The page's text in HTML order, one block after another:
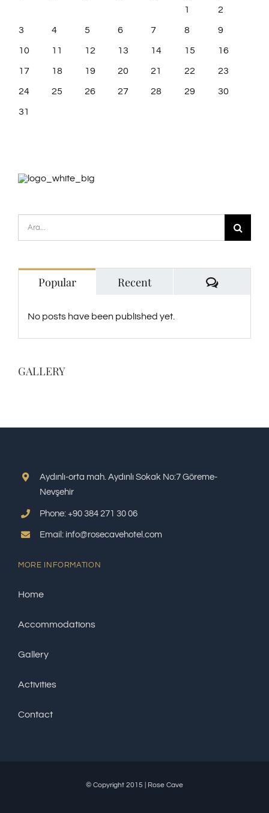
1 2
3 4 5 6 7 8 9
10 11 12 13 14 15 16
17 18 19 20 21 22 23
24 25 26 27 28 29 30
31
Ara:
Popular Recent
No posts have been published yet.
GALLERY
Aydınlı-orta mah. Aydınlı Sokak No:7 Göreme-
Nevşehir
Phone: +90 384 271 30 06
Email: info@rosecavehotel.com
MORE INFORMATION
Home
Accommodations
Gallery
Activities
Contact
© Copyright 2015 | Rose Cave